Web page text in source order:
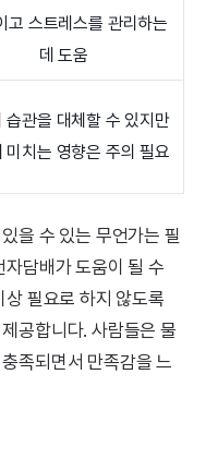
고 스트레스를 관리하는
데 도움
습관을 대체할 수 있지만
미치는 영향은 주의 필요
을 수 있는 무언가는 필
자담배가 도움이 될 수
필요로 하지 않도록
공합니다. 사람들은 물
족되면서 만족감을 느